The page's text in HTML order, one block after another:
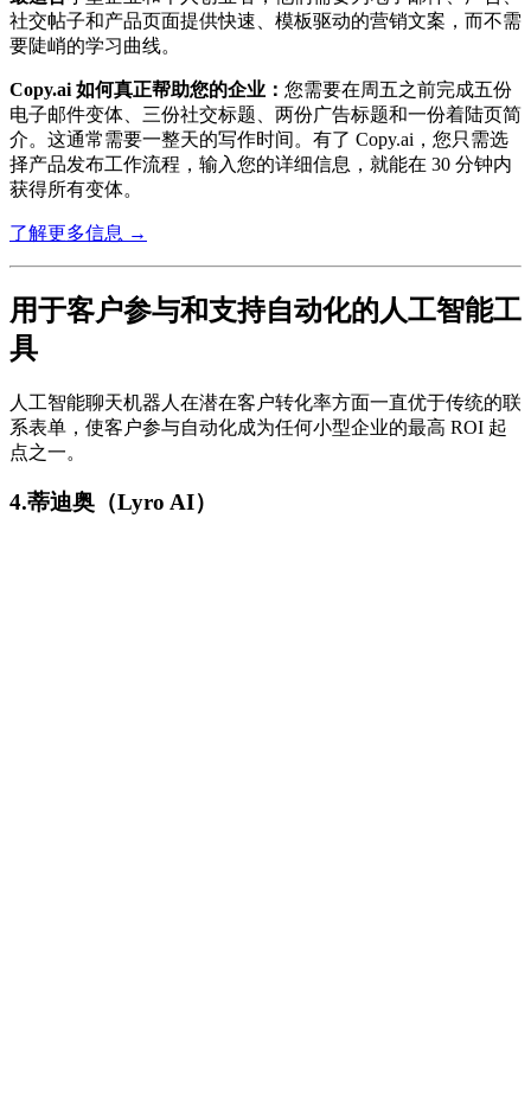
社交帖子和产品页面提供快速、模板驱动的营销文案，而不需
要陡峭的学习曲线。
Copy.ai 如何真正帮助您的企业： 您需要在周五之前完成五份
电子邮件变体、三份社交标题、两份广告标题和一份着陆页简
介。这通常需要一整天的写作时间。有了 Copy.ai，您只需选
择产品发布工作流程，输入您的详细信息，就能在 30 分钟内
获得所有变体。
了解更多信息 →
用于客户参与和支持自动化的人工智能工
具
人工智能聊天机器人在潜在客户转化率方面一直优于传统的联
系表单，使客户参与自动化成为任何小型企业的最高 ROI 起
点之一。
4.蒂迪奥（Lyro AI）